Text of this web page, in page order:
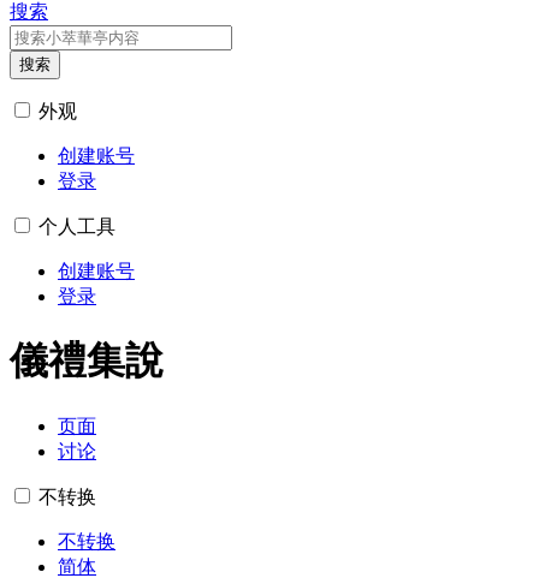
搜索
搜索
外观
创建账号
登录
个人工具
创建账号
登录
儀禮集說
页面
讨论
不转换
不转换
简体